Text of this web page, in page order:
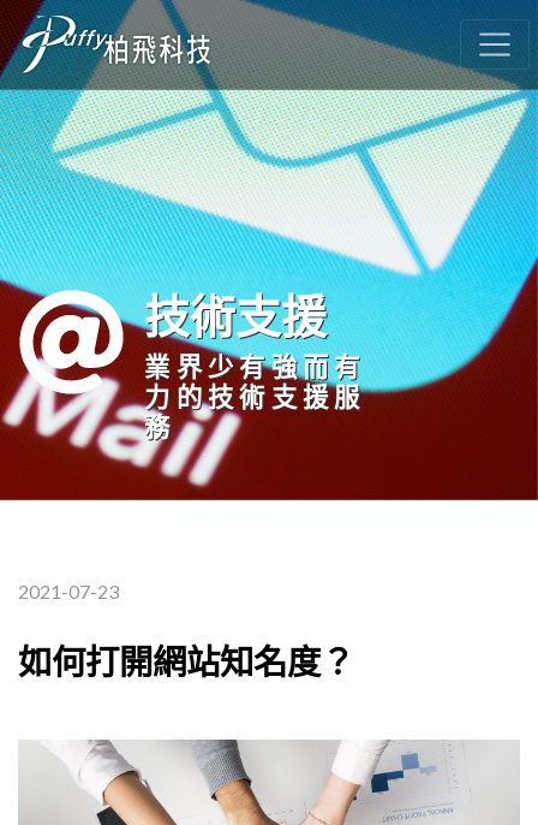
技術支援
業界少有強而有
力的技術支援服
務
2021-07-23
如何打開網站知名度？